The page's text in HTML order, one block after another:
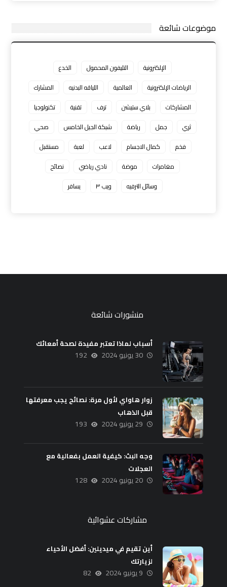
موضوعات شائعة
الإلكترونية التليفون المحمول
الخدع
الرياضات الإلكترونية
العالمية اللياقه البدنيه
المشارك
المشاركات
بلاي ستيشن ترف تقنية
تكنولوجيا
ثري
جمل رياضة شبكة الجيل الخامس
صحي
فخم
كمال الاجسام لاعب لعبة
مستقبل
مغامرات
موضة نادي رياضي
نصائح
وسائل الترفيه
ويب ٣ يسافر
منشورات شائعة
أسباب لماذا تعتبر مفيدة لصحة أمعائك
30 يونيو 2024 192
زوار هاواي لأول مرة: نصائح يجب معرفتها
قبل الذهاب
29 يونيو 2024 193
وجه البث: كيفية العمل بفعالية مع
العجلات
20 يونيو 2024 128
مشاركات عشوائية
أين تقيم في ميديلين: أفضل الأحياء
لزيارتك
9 يونيو 2024 82